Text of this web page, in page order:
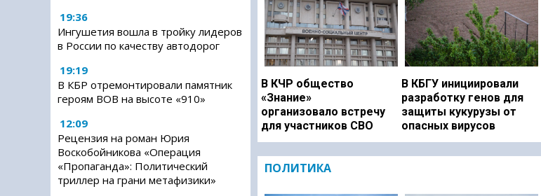
19:36
Ингушетия вошла в тройку лидеров
в России по качеству автодорог
19:19
В КБР отремонтировали памятник
героям ВОВ на высоте «910»
12:09
Рецензия на роман Юрия
Воскобойникова «Операция
«Пропаганда»: Политический
триллер на грани метафизики»
В КЧР общество
«Знание»
организовало встречу
для участников СВО
В КБГУ инициировали
разработку генов для
защиты кукурузы от
опасных вирусов
ПОЛИТИКА